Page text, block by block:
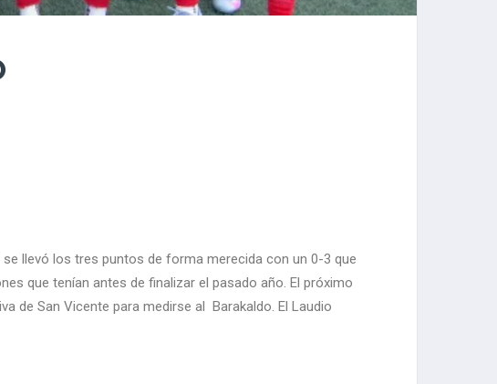
llevó los tres puntos de forma merecida con un 0-3 que
que tenían antes de finalizar el pasado año. El próximo
de San Vicente para medirse al Barakaldo. El Laudio